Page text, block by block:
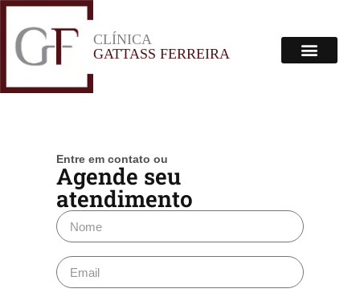
CLÍNICA
GATTASS FERREIRA
Entre em contato ou
Agende seu
atendimento